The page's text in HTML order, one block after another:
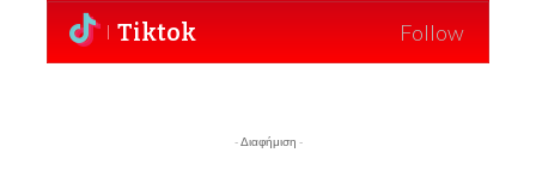
Tiktok Follow
- Διαφήμιση -